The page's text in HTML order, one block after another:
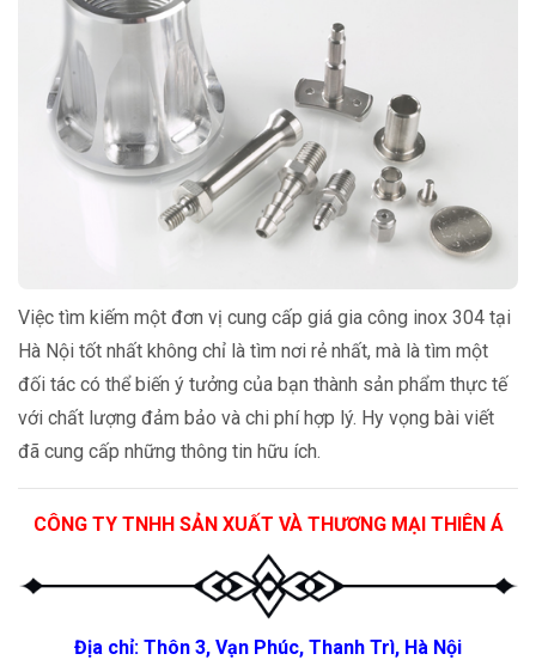
Việc tìm kiếm một đơn vị cung cấp giá gia công inox 304 tại
Hà Nội tốt nhất không chỉ là tìm nơi rẻ nhất, mà là tìm một
đối tác có thể biến ý tưởng của bạn thành sản phẩm thực tế
với chất lượng đảm bảo và chi phí hợp lý. Hy vọng bài viết
đã cung cấp những thông tin hữu ích.
CÔNG TY TNHH SẢN XUẤT VÀ THƯƠNG MẠI THIÊN Á
Địa chỉ: Thôn 3, Vạn Phúc, Thanh Trì, Hà Nội